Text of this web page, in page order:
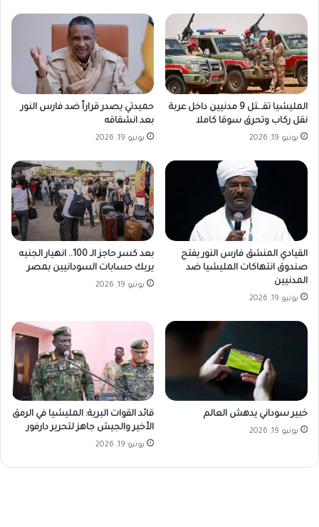
المليشيا تقـ.ـتل 9 مدنيين داخل عربة
نقل ركاب وتحرق سوقا كاملا
يونيو 19, 2026
حميدتي يصدر قراراً ضد فارس النور
بعد انشقاقه
يونيو 19, 2026
القيادي المنشق فارس النور يفتح
صندوق انتهاكات المليشيا ضد
المدنيين
يونيو 19, 2026
بعد كسر حاجز الـ 100.. انهيار الجنيه
يربك حسابات السودانيين بمصر
يونيو 19, 2026
خبير سوداني يدهش العالم
يونيو 19, 2026
قائد القوات البرية: المليشيا في الرمق
الأخير والجيش جاهز لتحرير دارفور
يونيو 19, 2026